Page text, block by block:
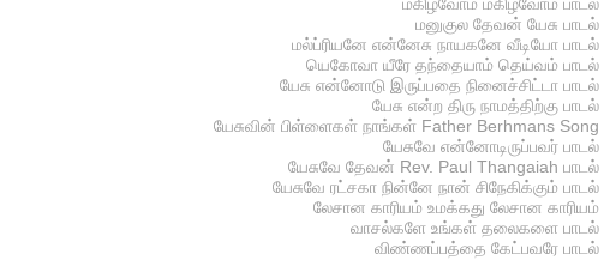
மனுகுல தேவன் யேசு பாடல்
மல்ப்ரியனே என்னேசு நாயகனே வீடியோ பாடல்
யெகோவா யீரே தந்தையாம் தெய்வம் பாடல்
யேசு என்னோடு இருப்பதை நினைச்சிட்டா பாடல்
யேசு என்ற திரு நாமத்திற்கு பாடல்
யேசுவின் பிள்ளைகள் நாங்கள் Father Berhmans Song
யேசுவே என்னோடிருப்பவர் பாடல்
யேசுவே தேவன் Rev. Paul Thangaiah பாடல்
யேசுவே ரட்சகா நின்னே நான் சிநேகிக்கும் பாடல்
லேசான காரியம் உமக்கது லேசான காரியம்
வாசல்களே உங்கள் தலைகளை பாடல்
விண்ணப்பத்தை கேட்பவரே பாடல்